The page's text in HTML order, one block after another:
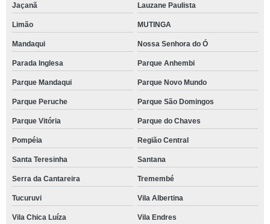
Jaçanã Lauzane Paulista
Limão MUTINGA
Mandaqui Nossa Senhora do Ó
Parada Inglesa Parque Anhembi
Parque Mandaqui Parque Novo Mundo
Parque Peruche Parque São Domingos
Parque Vitória Parque do Chaves
Pompéia Região Central
Santa Teresinha Santana
Serra da Cantareira Tremembé
Tucuruvi Vila Albertina
Vila Chica Luíza Vila Endres